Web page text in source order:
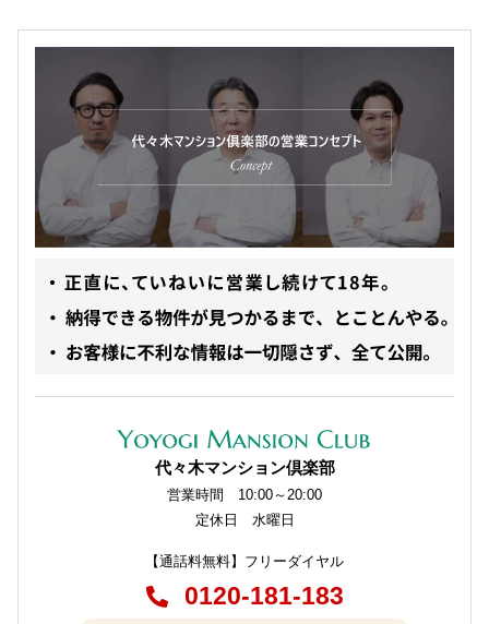
代々木マンション倶楽部
営業時間 10:00～20:00
定休日 水曜日
【通話料無料】フリーダイヤル
0120-181-183